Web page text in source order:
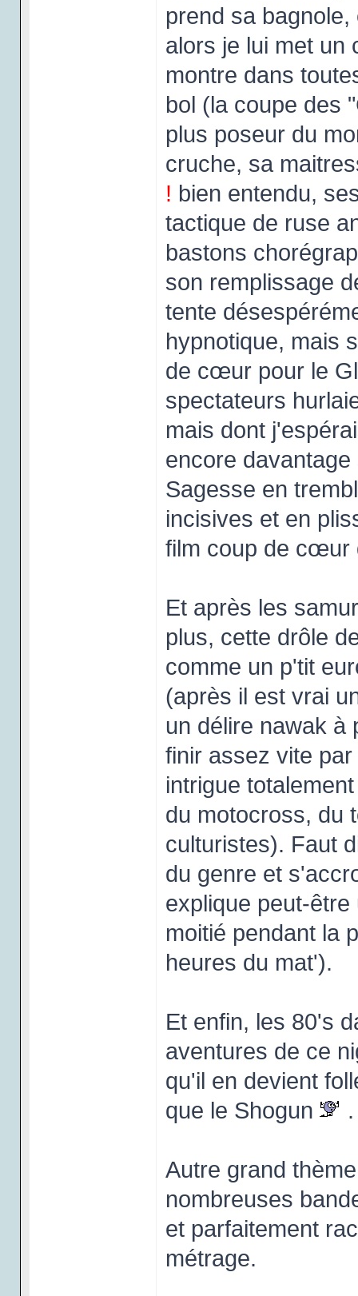
prend sa
alors je lui met un
montre dans
bol (la coupe des
plus poseur du
cruche, sa
! bien entendu,
tactique de ruse
bastons
son remplissage
tente
hypnotique, mais
de cœur pour le
spectateurs
mais dont
encore
Sagesse en
incisives et en
film coup de cœur
Et après les
plus, cette drôle
comme un p'tit
(après il est vrai
un délire nawak à
finir assez vite
intrigue
du motocross, du
culturistes). Faut
du genre et
explique peut-
moitié pendant la
heures du mat').
Et enfin, les 80's
aventures de ce
qu'il en devient
que le Shogun
.
Autre grand
nombreuses
et parfaitement
métrage.